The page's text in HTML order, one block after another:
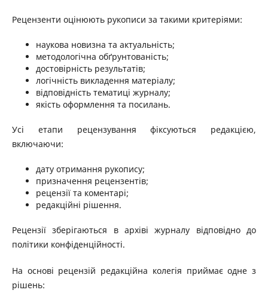
Рецензенти оцінюють рукописи за такими критеріями:
наукова новизна та актуальність;
методологічна обґрунтованість;
достовірність результатів;
логічність викладення матеріалу;
відповідність тематиці журналу;
якість оформлення та посилань.
Усі етапи рецензування фіксуються редакцією,
включаючи:
дату отримання рукопису;
призначення рецензентів;
рецензії та коментарі;
редакційні рішення.
Рецензії зберігаються в архіві журналу відповідно до
політики конфіденційності.
На основі рецензій редакційна колегія приймає одне з
рішень: